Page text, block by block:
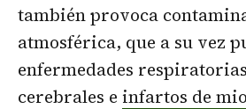
también provoca
atmosférica, que a su vez
enfermedades
cerebrales e infartos de